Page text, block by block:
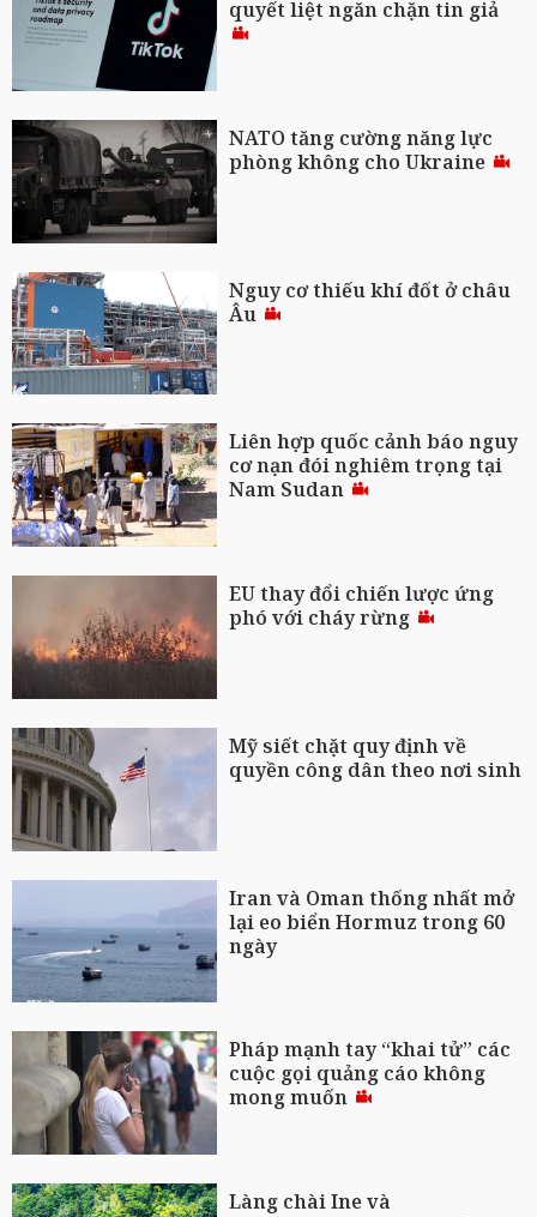
quyết liệt ngăn chặn tin giả
NATO tăng cường năng lực
phòng không cho Ukraine
Nguy cơ thiếu khí đốt ở châu
Âu
Liên hợp quốc cảnh báo nguy
cơ nạn đói nghiêm trọng tại
Nam Sudan
EU thay đổi chiến lược ứng
phó với cháy rừng
Mỹ siết chặt quy định về
quyền công dân theo nơi sinh
Iran và Oman thống nhất mở
lại eo biển Hormuz trong 60
ngày
Pháp mạnh tay “khai tử” các
cuộc gọi quảng cáo không
mong muốn
Làng chài Ine và